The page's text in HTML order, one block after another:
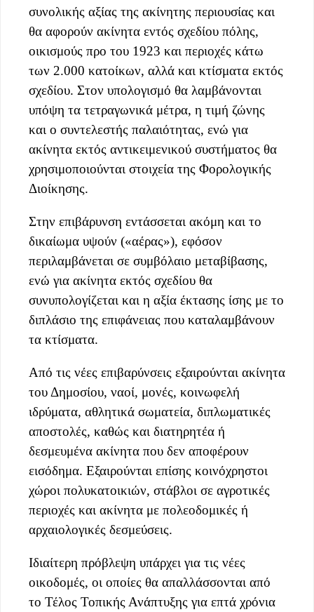
συνολικής αξίας της ακίνητης περιουσίας και
θα αφορούν ακίνητα εντός σχεδίου πόλης,
οικισμούς προ του 1923 και περιοχές κάτω
των 2.000 κατοίκων, αλλά και κτίσματα εκτός
σχεδίου. Στον υπολογισμό θα λαμβάνονται
υπόψη τα τετραγωνικά μέτρα, η τιμή ζώνης
και ο συντελεστής παλαιότητας, ενώ για
ακίνητα εκτός αντικειμενικού συστήματος θα
χρησιμοποιούνται στοιχεία της Φορολογικής
Διοίκησης.
Στην επιβάρυνση εντάσσεται ακόμη και το
δικαίωμα υψούν («αέρας»), εφόσον
περιλαμβάνεται σε συμβόλαιο μεταβίβασης,
ενώ για ακίνητα εκτός σχεδίου θα
συνυπολογίζεται και η αξία έκτασης ίσης με το
διπλάσιο της επιφάνειας που καταλαμβάνουν
τα κτίσματα.
Από τις νέες επιβαρύνσεις εξαιρούνται ακίνητα
του Δημοσίου, ναοί, μονές, κοινωφελή
ιδρύματα, αθλητικά σωματεία, διπλωματικές
αποστολές, καθώς και διατηρητέα ή
δεσμευμένα ακίνητα που δεν αποφέρουν
εισόδημα. Εξαιρούνται επίσης κοινόχρηστοι
χώροι πολυκατοικιών, στάβλοι σε αγροτικές
περιοχές και ακίνητα με πολεοδομικές ή
αρχαιολογικές δεσμεύσεις.
Ιδιαίτερη πρόβλεψη υπάρχει για τις νέες
οικοδομές, οι οποίες θα απαλλάσσονται από
το Τέλος Τοπικής Ανάπτυξης για επτά χρόνια